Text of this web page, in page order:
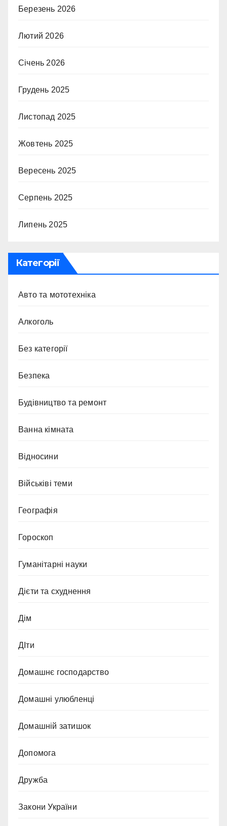
Березень 2026
Лютий 2026
Січень 2026
Грудень 2025
Листопад 2025
Жовтень 2025
Вересень 2025
Серпень 2025
Липень 2025
Категорії
Авто та мототехніка
Алкоголь
Без категорії
Безпека
Будівництво та ремонт
Ванна кімната
Відносини
Військіві теми
Географія
Гороскоп
Гуманітарні науки
Дієти та схуднення
Дім
ДІти
Домашнє господарство
Домашні улюбленці
Домашній затишок
Допомога
Дружба
Закони України